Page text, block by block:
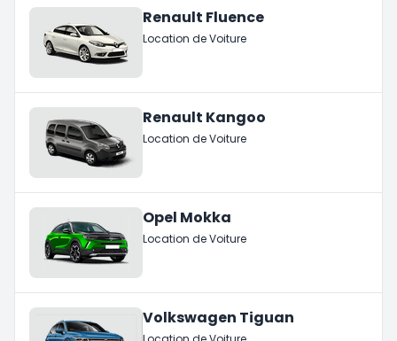
Renault Fluence
Location de Voiture
Renault Kangoo
Location de Voiture
Opel Mokka
Location de Voiture
Volkswagen Tiguan